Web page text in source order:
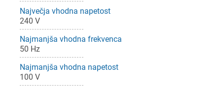
Največja vhodna napetost
240 V
Najmanjša vhodna frekvenca
50 Hz
Najmanjša vhodna napetost
100 V